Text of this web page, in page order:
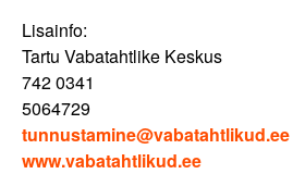
Lisainfo:
Tartu Vabatahtlike Keskus
742 0341
5064729
tunnustamine@vabatahtlikud.ee
www.vabatahtlikud.ee